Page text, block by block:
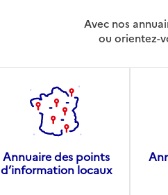
Avec nos
ou orientez-
Annuaire des points
d’information locaux